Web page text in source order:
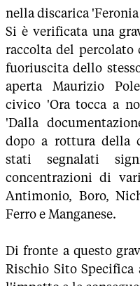
nella discarica 'Feronia
Si è verificata una
raccolta del percolato
fuoriuscita dello
aperta Maurizio
civico 'Ora tocca a
'Dalla
dopo a rottura della
stati segnalati
concentrazioni di
Antimonio, Boro,
Ferro e Manganese.
Di fronte a questo
Rischio Sito